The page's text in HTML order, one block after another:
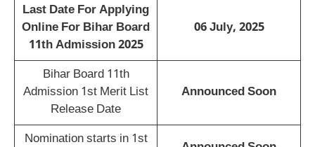
Last Date For Applying
Online For Bihar Board
11th Admission 2025
06 July, 2025
Bihar Board 11th
Admission 1st Merit List
Release Date
Announced Soon
Nomination starts in 1st